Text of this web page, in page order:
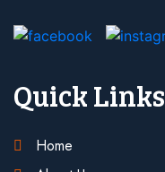
Quick Links
Home